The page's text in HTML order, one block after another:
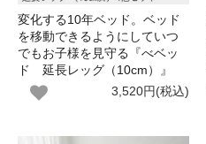
変化する10年ベッド。ベッド
を移動できるようにしていつ
でもお子様を見守る『べベッ
ド 延長レッグ（10cm）』
3,520円(税込)